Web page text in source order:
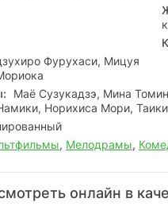
Фурухаси, Мицуя
Маё Сузукадзэ, Мина
Норихиса Мори,
, Мелодрамы,
онлайн в